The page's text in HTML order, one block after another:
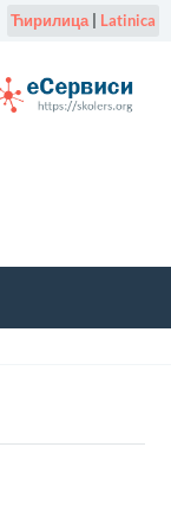
Ћирилица| Latinica